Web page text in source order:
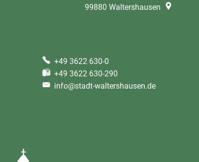
99880 Waltershausen
+49 3622 630-0
+49 3622 630-290
info@stadt-waltershausen.de